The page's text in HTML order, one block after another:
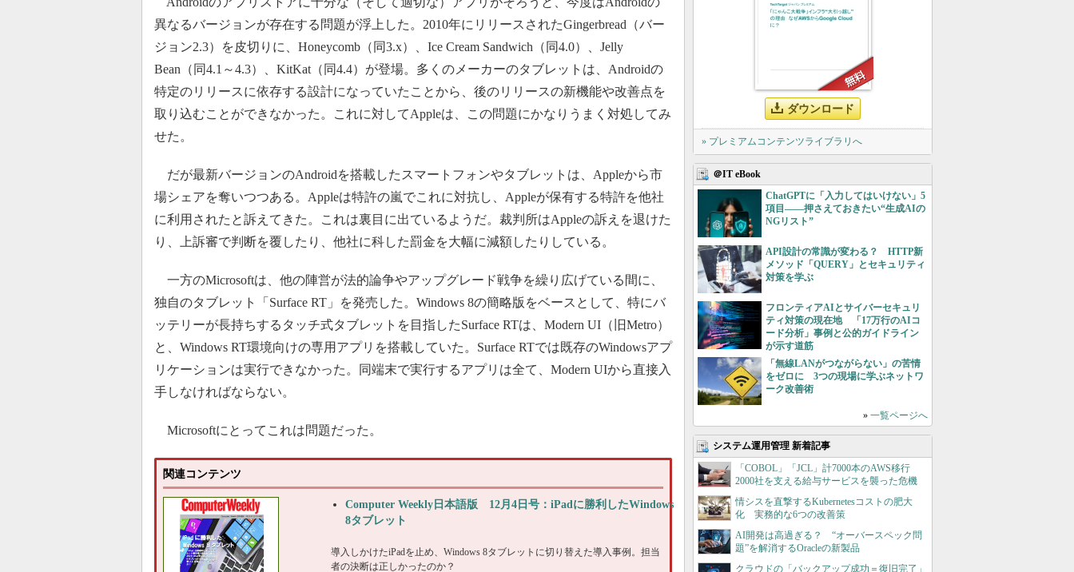
異なるバージョンが存在する問題が浮上した。2010年にリリースされたGingerbread（バー
ジョン2.3）を皮切りに、Honeycomb（同3.x）、Ice Cream Sandwich（同4.0）、Jelly
Bean（同4.1～4.3）、KitKat（同4.4）が登場。多くのメーカーのタブレットは、Androidの
特定のリリースに依存する設計になっていたことから、後のリリースの新機能や改善点を
取り込むことができなかった。これに対してAppleは、この問題にかなりうまく対処してみ
せた。
だが最新バージョンのAndroidを搭載したスマートフォンやタブレットは、Appleから市
場シェアを奪いつつある。Appleは特許の嵐でこれに対抗し、Appleが保有する特許を他社
に利用されたと訴えてきた。これは裏目に出ているようだ。裁判所はAppleの訴えを退けた
り、上訴審で判断を覆したり、他社に科した罰金を大幅に減額したりしている。
一方のMicrosoftは、他の陣営が法的論争やアップグレード戦争を繰り広げている間に、
独自のタブレット「Surface RT」を発売した。Windows 8の簡略版をベースとして、特にバ
ッテリーが長持ちするタッチ式タブレットを目指したSurface RTは、Modern UI（旧Metro）
と、Windows RT環境向けの専用アプリを搭載していた。Surface RTでは既存のWindowsアプ
リケーションは実行できなかった。同端末で実行するアプリは全て、Modern UIから直接入
手しなければならない。
Microsoftにとってこれは問題だった。
関連コンテンツ
Computer Weekly日本語版 12月4日号：iPadに勝利したWindows
8タブレット
導入しかけたiPadを止め、Windows 8タブレットに切り替えた導入事例。担当
者の決断は正しかったのか？
ダウンロード
» プレミアムコンテンツライブラリへ
＠IT eBook
ChatGPTに「入力してはいけない」5
項目――押さえておきたい“生成AIの
NGリスト”
API設計の常識が変わる？ HTTP新
メソッド「QUERY」とセキュリティ
対策を学ぶ
フロンティアAIとサイバーセキュリ
ティ対策の現在地 「17万行のAIコ
ード分析」事例と公的ガイドライン
が示す道筋
「無線LANがつながらない」の苦情
をゼロに 3つの現場に学ぶネットワ
ーク改善術
» 一覧ページへ
システム運用管理 新着記事
「COBOL」「JCL」計7000本のAWS移行
2000社を支える給与サービスを襲った危機
情シスを直撃するKubernetesコストの肥大
化 実務的な6つの改善策
AI開発は高過ぎる？ “オーバースペック問
題”を解消するOracleの新製品
クラウドの「バックアップ成功＝復旧完了」